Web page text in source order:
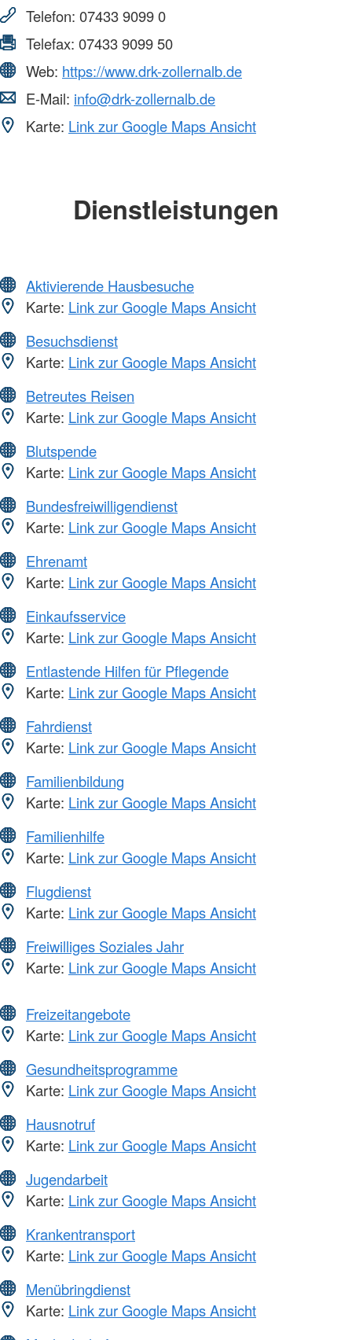
Telefon: 07433 9099 0
Telefax: 07433 9099 50
Web: https://www.drk-zollernalb.de
E-Mail: info@drk-zollernalb.de
Karte: Link zur Google Maps Ansicht
Dienstleistungen
Aktivierende Hausbesuche
Karte: Link zur Google Maps Ansicht
Besuchsdienst
Karte: Link zur Google Maps Ansicht
Betreutes Reisen
Karte: Link zur Google Maps Ansicht
Blutspende
Karte: Link zur Google Maps Ansicht
Bundesfreiwilligendienst
Karte: Link zur Google Maps Ansicht
Ehrenamt
Karte: Link zur Google Maps Ansicht
Einkaufsservice
Karte: Link zur Google Maps Ansicht
Entlastende Hilfen für Pflegende
Karte: Link zur Google Maps Ansicht
Fahrdienst
Karte: Link zur Google Maps Ansicht
Familienbildung
Karte: Link zur Google Maps Ansicht
Familienhilfe
Karte: Link zur Google Maps Ansicht
Flugdienst
Karte: Link zur Google Maps Ansicht
Freiwilliges Soziales Jahr
Karte: Link zur Google Maps Ansicht
Freizeitangebote
Karte: Link zur Google Maps Ansicht
Gesundheitsprogramme
Karte: Link zur Google Maps Ansicht
Hausnotruf
Karte: Link zur Google Maps Ansicht
Jugendarbeit
Karte: Link zur Google Maps Ansicht
Krankentransport
Karte: Link zur Google Maps Ansicht
Menübringdienst
Karte: Link zur Google Maps Ansicht